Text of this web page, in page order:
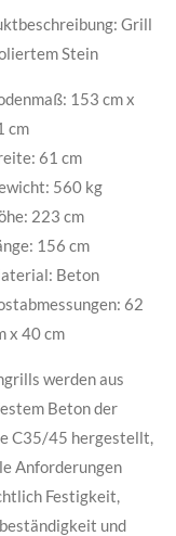
Grill
Stein
153 cm x
cm
61 cm
560 kg
223 cm
156 cm
Beton
62
x 40 cm
werden aus
Beton der
C35/45 hergestellt,
Anforderungen
Festigkeit,
und